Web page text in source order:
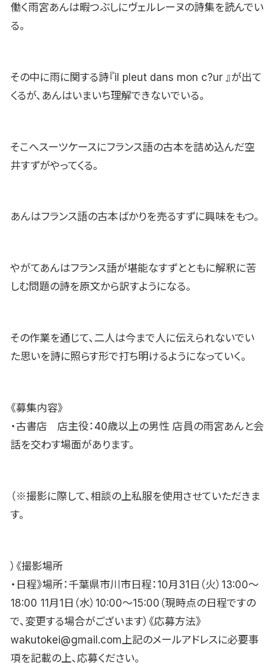
働く雨宮あんは暇つぶしにヴェルレーヌの詩集を読んでい
る。
その中に雨に関する詩『il pleut dans mon c?ur 』が出て
くるが、あんはいまいち理解できないでいる。
そこへスーツケースにフランス語の古本を詰め込んだ空
井すずがやってくる。
あんはフランス語の古本ばかりを売るすずに興味をもつ。
やがてあんはフランス語が堪能なすずとともに解釈に苦
しむ問題の詩を原文から訳すようになる。
その作業を通じて、二人は今まで人に伝えられないでい
た思いを詩に照らす形で打ち明けるようになっていく。
《募集内容》
・古書店 店主役：40歳以上の男性 店員の雨宮あんと会
話を交わす場面があります。
（※撮影に際して、相談の上私服を使用させていただきま
す。
）《撮影場所
・日程》場所：千葉県市川市日程：10月31日（火）13:00〜
18:00 11月1日（水）10:00〜15:00（現時点の日程ですの
で、変更する場合がございます）《応募方法》
wakutokei@gmail.com上記のメールアドレスに必要事
項を記載の上、応募ください。